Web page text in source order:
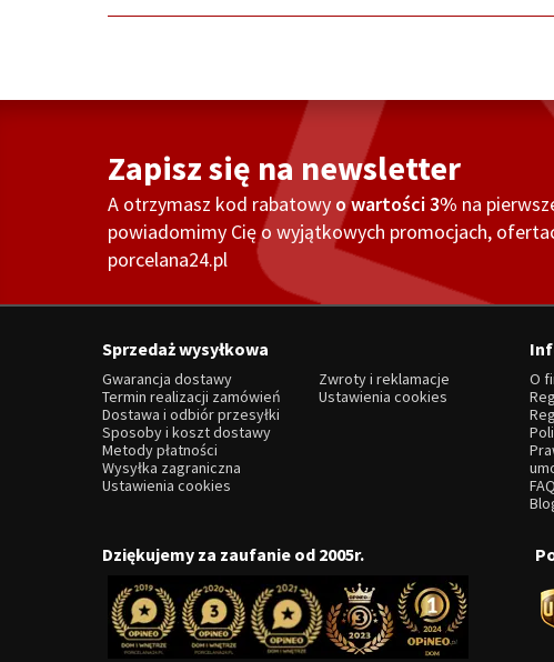
Zapisz się na newsletter
A otrzymasz kod rabatowy o wartości 3% na
powiadomimy Cię o wyjątkowych promocjach,
porcelana24.pl
Sprzedaż wysyłkowa
Gwarancja dostawy
Termin realizacji zamówień
Dostawa i odbiór przesyłki
Sposoby i koszt dostawy
Metody płatności
Wysyłka zagraniczna
Ustawienia cookies
Zwroty i reklamacje
Ustawienia cookies
O
FAQ
Dziękujemy za zaufanie od 2005r.